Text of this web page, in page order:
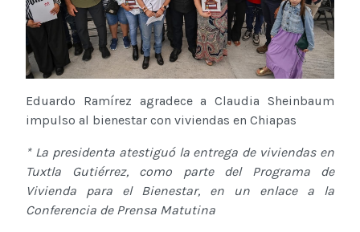
Eduardo Ramírez agradece a Claudia Sheinbaum
impulso al bienestar con viviendas en Chiapas
* La presidenta atestiguó la entrega de viviendas en
Tuxtla Gutiérrez, como parte del Programa de
Vivienda para el Bienestar, en un enlace a la
Conferencia de Prensa Matutina